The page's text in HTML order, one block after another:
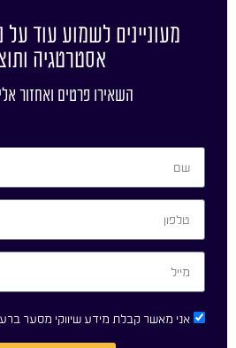
מעוניינים לשמוע עוד על
אסטרטגיה
השאירו פרטים ואחזור
אני מאשר קבלת מידע שיווקי מסער